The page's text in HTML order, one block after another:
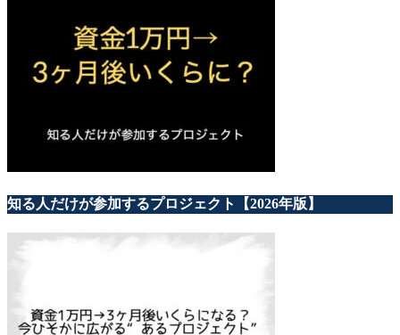
知る人だけが参加するプロジェクト【2026年版】